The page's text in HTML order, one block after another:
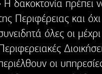
Η δακοκτονία πρέπει
Περιφέρειας και
όλες οι
οι